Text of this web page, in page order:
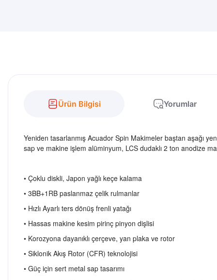
Ürün Bilgisi Yorumlar
Yeniden tasarlanmış Acuador Spin Makimeler baştan aşağı
sap ve makine işlem alüminyum, LCS dudaklı 2 ton anodize
• Çoklu diskli, Japon yağlı keçe kalama
• 3BB+1RB paslanmaz çelik rulmanlar
• Hızlı Ayarlı ters dönüş frenli yatağı
• Hassas makine kesim pirinç pinyon dişlisi
• Korozyona dayanıklı çerçeve, yan plaka ve rotor
• Siklonik Akış Rotor (CFR) teknolojisi
• Güç için sert metal sap tasarımı